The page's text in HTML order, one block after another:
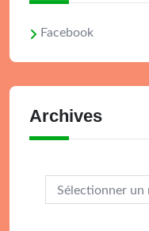
Facebook
Archives